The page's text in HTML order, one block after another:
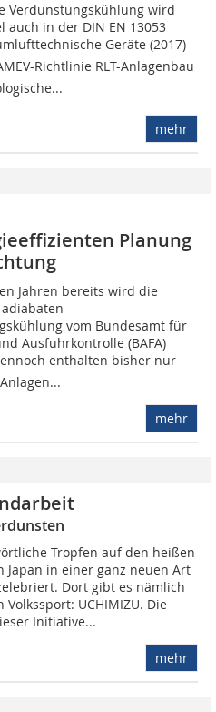
Verdunstungskühlung wird
auch in der DIN EN 13053
Geräte (2017)
Richtlinie RLT-Anlagenbau
mehr
Planung
Jahren bereits wird die
vom Bundesamt für
Ausfuhrkontrolle (BAFA)
enthalten bisher nur
mehr
Tropfen auf den heißen
Japan in einer ganz neuen Art
Dort gibt es nämlich
Volkssport: UCHIMIZU. Die
Initiative...
mehr